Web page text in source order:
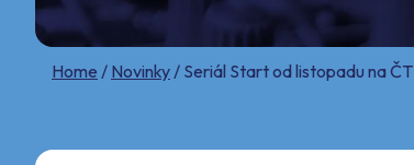
Home / Novinky/ Seriál Start od listopadu na ČT